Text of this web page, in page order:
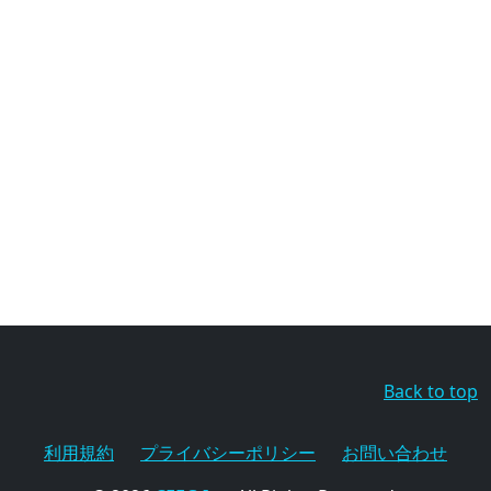
Back to top
利用規約 プライバシーポリシー
お問い合わせ